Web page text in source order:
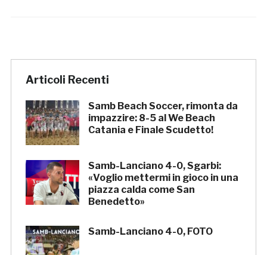
Articoli Recenti
Samb Beach Soccer, rimonta da
impazzire: 8-5 al We Beach
Catania e Finale Scudetto!
Samb-Lanciano 4-0, Sgarbi:
«Voglio mettermi in gioco in una
piazza calda come San
Benedetto»
Samb-Lanciano 4-0, FOTO